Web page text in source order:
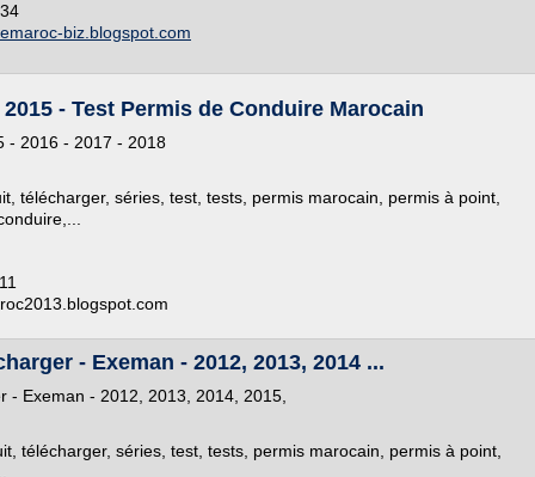
biz.blogspot.com
2015 - Test Permis de Conduire Marocain
- 2016 - 2017 - 2018
télécharger, séries, test, tests, permis marocain, permis à point,
- Exeman - 2012, 2013, 2014 ...
- Exeman - 2012, 2013, 2014, 2015,
télécharger, séries, test, tests, permis marocain, permis à point,